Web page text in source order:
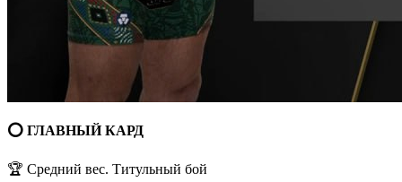
⭕️ ГЛАВНЫЙ КАРД
🏆 Средний вес. Титульный бой